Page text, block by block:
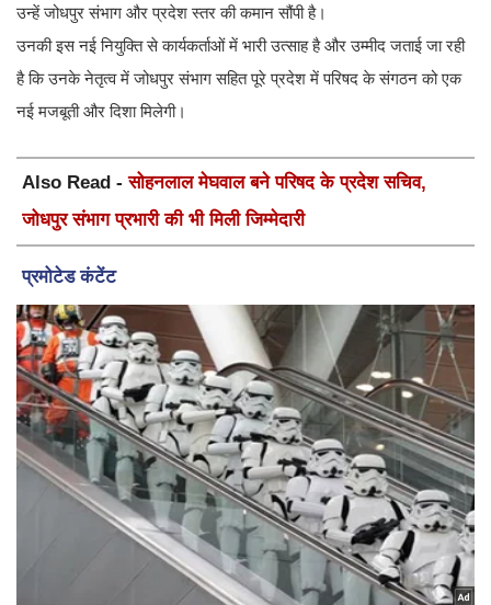
उन्हें जोधपुर संभाग और प्रदेश स्तर की कमान सौंपी है।
उनकी इस नई नियुक्ति से कार्यकर्ताओं में भारी उत्साह है और उम्मीद जताई जा रही
है कि उनके नेतृत्व में जोधपुर संभाग सहित पूरे प्रदेश में परिषद के संगठन को एक
नई मजबूती और दिशा मिलेगी।
Also Read -सोहनलाल मेघवाल बने परिषद के प्रदेश सचिव,
जोधपुर संभाग प्रभारी की भी मिली जिम्मेदारी